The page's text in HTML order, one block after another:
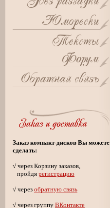
Заказ компакт-дисков Вы можете
сделать:
√ через Корзину заказов,
пройдя регистрацию
√ через обратную связь
√ через группу ВКонтакте